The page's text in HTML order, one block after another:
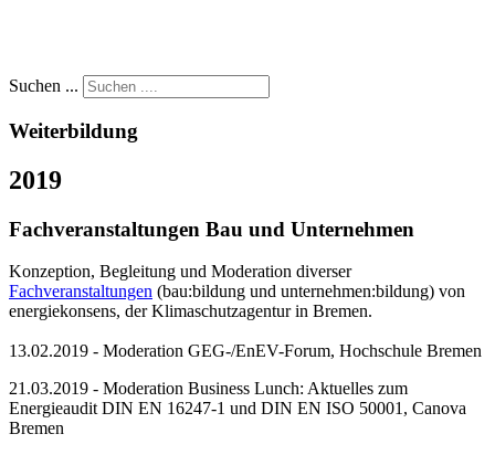
Suchen ...
Weiterbildung
2019
Fachveranstaltungen Bau und Unternehmen
Konzeption, Begleitung und Moderation diverser
Fachveranstaltungen (bau:bildung und unternehmen:bildung) von
energiekonsens, der Klimaschutzagentur in Bremen.
13.02.2019 - Moderation GEG-/EnEV-Forum, Hochschule Bremen
21.03.2019 - Moderation Business Lunch: Aktuelles zum
Energieaudit DIN EN 16247-1 und DIN EN ISO 50001, Canova
Bremen